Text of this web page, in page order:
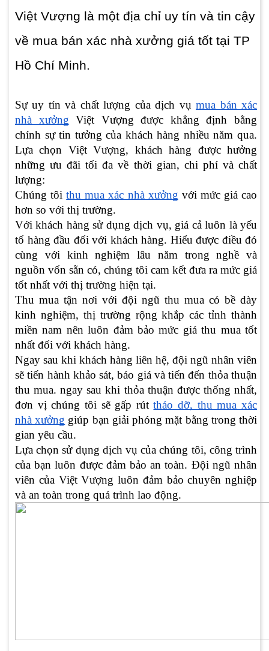
Việt Vượng là một địa chỉ uy tín và tin cậy
về mua bán xác nhà xưởng giá tốt tại TP
Hồ Chí Minh.
Sự uy tín và chất lượng của dịch vụmua bán xác
nhà xưởng Việt Vượng được khẳng định bằng
chính sự tin tưởng của khách hàng nhiều năm qua.
Lựa chọn Việt Vượng, khách hàng được hưởng
những ưu đãi tối đa về thời gian, chi phí và chất
lượng:
Chúng tôithu mua xác nhà xưởng với mức giá cao
hơn so với thị trường.
Với khách hàng sử dụng dịch vụ, giá cả luôn là yếu
tố hàng đầu đối với khách hàng. Hiểu được điều đó
cùng với kinh nghiệm lâu năm trong nghề và
nguồn vốn sẵn có, chúng tôi cam kết đưa ra mức giá
tốt nhất với thị trường hiện tại.
Thu mua tận nơi với đội ngũ thu mua có bề dày
kinh nghiệm, thị trường rộng khắp các tỉnh thành
miền nam nên luôn đảm bảo mức giá thu mua tốt
nhất đối với khách hàng.
Ngay sau khi khách hàng liên hệ, đội ngũ nhân viên
sẽ tiến hành khảo sát, báo giá và tiến đến thỏa thuận
thu mua. ngay sau khi thỏa thuận được thống nhất,
đơn vị chúng tôi sẽ gấp rúttháo dỡ, thu mua xác
nhà xưởng giúp bạn giải phóng mặt bằng trong thời
gian yêu cầu.
Lựa chọn sử dụng dịch vụ của chúng tôi, công trình
của bạn luôn được đảm bảo an toàn. Đội ngũ nhân
viên của Việt Vượng luôn đảm bảo chuyên nghiệp
và an toàn trong quá trình lao động.